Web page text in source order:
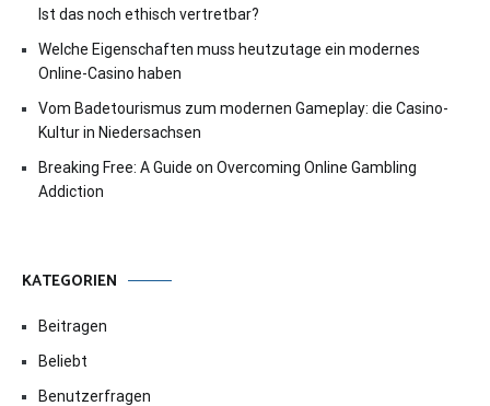
Ist das noch ethisch vertretbar?
Welche Eigenschaften muss heutzutage ein modernes
Online-Casino haben
Vom Badetourismus zum modernen Gameplay: die Casino-
Kultur in Niedersachsen
Breaking Free: A Guide on Overcoming Online Gambling
Addiction
KATEGORIEN
Beitragen
Beliebt
Benutzerfragen